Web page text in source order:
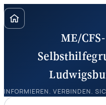
Zum
Inhalt
ME/CFS-
INFORMIEREN. VERBINDEN.